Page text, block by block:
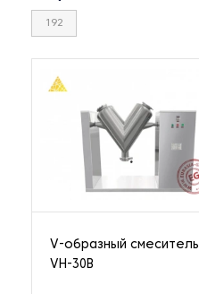
192
V-образный смеситель
VH-30B